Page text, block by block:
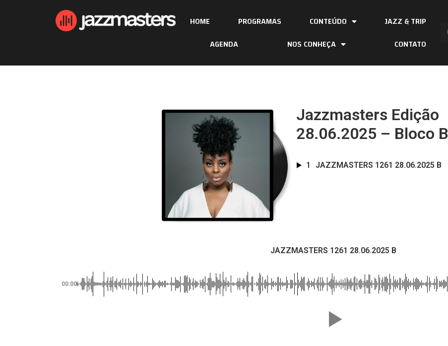
HOME PROGRAMAS CONTEÚDO
JAZZ & TRIP
AGENDA
NOS CONHEÇA CONTATO
Jazzmasters Edição
28.06.2025 – Bloco B
1 JAZZMASTERS 1261 28.06.2025 B
JAZZMASTERS 1261 28.06.2025 B
00:00